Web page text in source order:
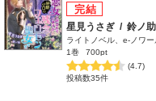
星見うさぎ / 鈴ノ助
ライトノベル、e-ノワー
1巻
700pt
(4.7)
投稿数35件